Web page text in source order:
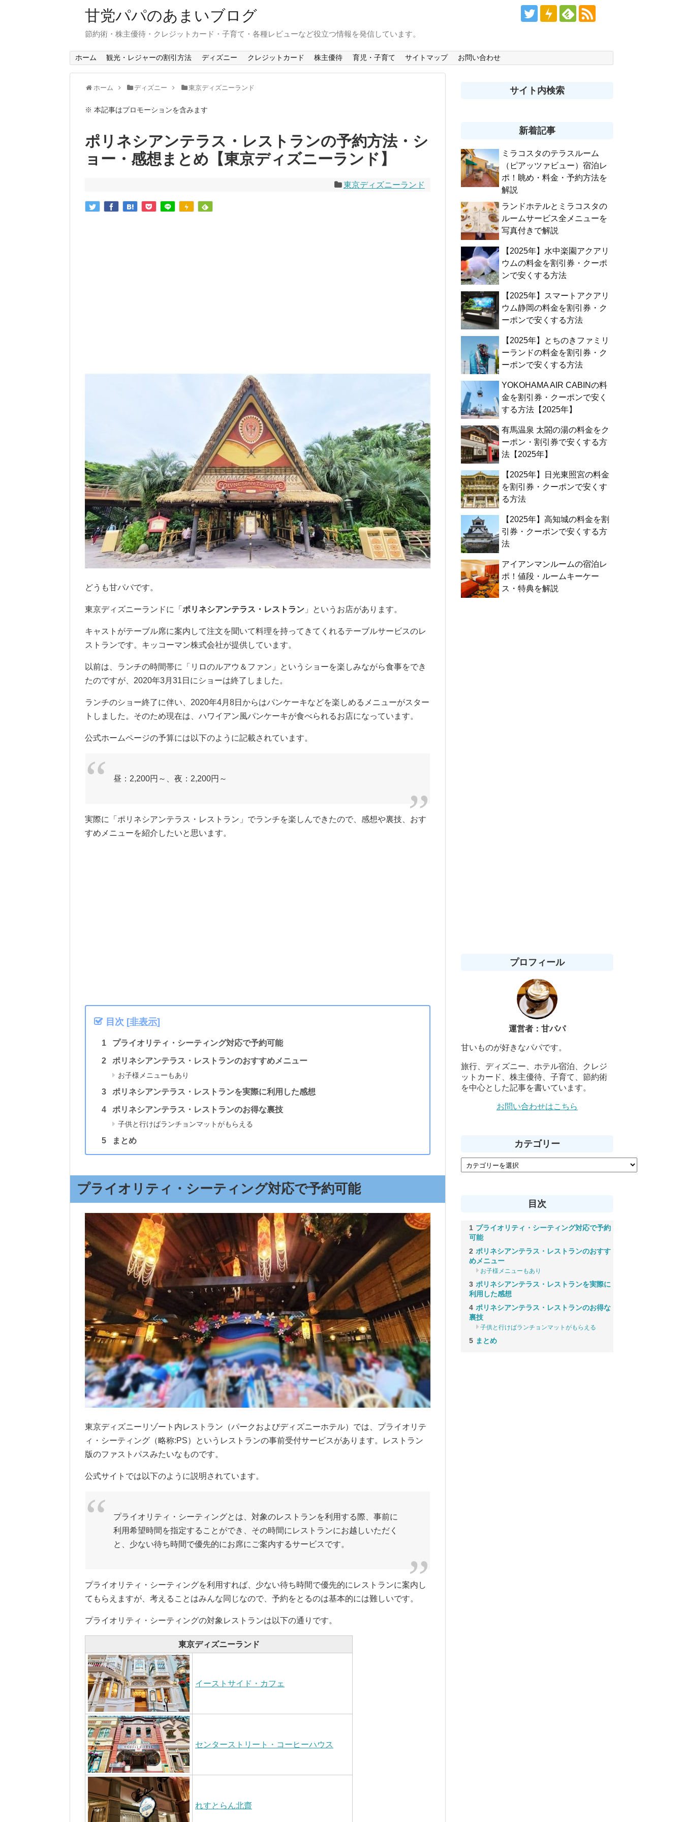
甘党パパのあまいブログ
節約術・株主優待・クレジットカード・子育て・各種レビューなど役立つ情報を発信しています。
ホーム 観光・レジャーの割引方法 ディズニー クレジットカード 株主優待 育児・子育て サイトマップ お問い合わせ
ホーム ディズニー 東京ディズニーランド
※ 本記事はプロモーションを含みます
ポリネシアンテラス・レストランの予約方法・シ
ョー・感想まとめ【東京ディズニーランド】
東京ディズニーランド
どうも甘パパです。
東京ディズニーランドに「 ポリネシアンテラス・ レストラン 」というお店があります。
キャストがテーブル席に案内して注文を聞いて料理を持ってきてくれるテーブルサービスのレ
ストランです。キッコーマン株式会社が提供しています。
以前は、ランチの時間帯に「リロのルアウ＆ファン」というショーを楽しみながら食事をでき
たのですが、2020年3月31日にショーは終了しました。
ランチのショー終了に伴い、2020年4月8日からはパンケーキなどを楽しめるメニューがスター
トしました。そのため現在は、ハワイアン風パンケーキが食べられるお店になっています。
公式ホームページの予算には以下のように記載されています。
昼：2,200円～、夜：2,200円～
実際に「ポリネシアンテラス・レストラン」でランチを楽しんできたので、感想や裏技、おす
すめメニューを紹介したいと思います。
目次 [非表示]
プライオリティ・シーティング対応で予約可能
ポリネシアンテラス・レストランのおすすめメニュー
お子様メニューもあり
ポリネシアンテラス・レストランを実際に利用した感想
ポリネシアンテラス・レストランのお得な裏技
子供と行けばランチョンマットがもらえる
まとめ
プライオリティ・シーティング対応で予約可能
東京ディズニーリゾート内レストラン（パークおよびディズニーホテル）では、プライオリテ
ィ・シーティング（略称:PS）というレストランの事前受付サービスがあります。レストラン
版のファストパスみたいなものです。
公式サイトでは以下のように説明されています。
プライオリティ・シーティングとは、対象のレストランを利用する際、事前に
利用希望時間を指定することができ、その時間にレストランにお越しいただく
と、少ない待ち時間で優先的にお席にご案内するサービスです。
プライオリティ・シーティングを利用すれば、少ない待ち時間で優先的にレストランに案内し
てもらえますが、考えることはみんな同じなので、予約をとるのは基本的には難しいです。
プライオリティ・シーティングの対象レストランは以下の通りです。
東京ディズニーランド
イーストサイド・カフェ
センターストリート・コーヒーハウス
れすとらん北齋
サイト内検索
新着記事
ミラコスタのテラスルーム
（ピアッツァビュー）宿泊レ
ポ！眺め・料金・予約方法を
解説
ランドホテルとミラコスタの
ルームサービス全メニューを
写真付きで解説
【2025年】水中楽園アクアリ
ウムの料金を割引券・クーポ
ンで安くする方法
【2025年】スマートアクアリ
ウム静岡の料金を割引券・ク
ーポンで安くする方法
【2025年】とちのきファミリ
ーランドの料金を割引券・ク
ーポンで安くする方法
YOKOHAMA AIR CABINの料
金を割引券・クーポンで安く
する方法【2025年】
有馬温泉 太閤の湯の料金をク
ーポン・割引券で安くする方
法【2025年】
【2025年】日光東照宮の料金
を割引券・クーポンで安くす
る方法
【2025年】高知城の料金を割
引券・クーポンで安くする方
法
アイアンマンルームの宿泊レ
ポ！値段・ルームキーケー
ス・特典を解説
プロフィール
運営者：甘パパ
甘いものが好きなパパです。
旅行、ディズニー、ホテル宿泊、クレジ
ットカード、株主優待、子育て、節約術
を中心とした記事を書いています。
お問い合わせはこちら
カテゴリー
目次
プライオリティ・シーティング対応で予約
可能
ポリネシアンテラス・レストランのおすす
めメニュー
お子様メニューもあり
ポリネシアンテラス・レストランを実際に
利用した感想
ポリネシアンテラス・レストランのお得な
裏技
子供と行けばランチョンマットがもらえる
まとめ